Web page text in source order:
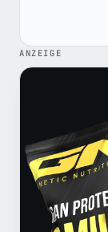
ANZEIGE